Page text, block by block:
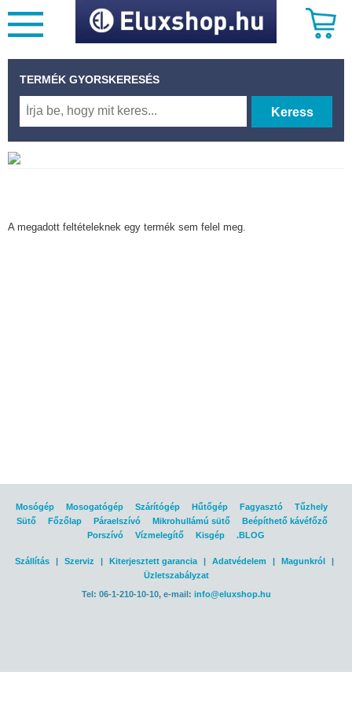
TERMÉK GYORSKERESÉS
Keress
A megadott feltételeknek egy termék sem felel meg.
Mosógép Mosogatógép Szárítógép Hűtőgép Fagyasztó
Tűzhely
Sütő
Főzőlap Páraelszívó Mikrohullámú sütő
Beépíthető kávéfőző
Porszívó
Vízmelegítő Kisgép .BLOG
Szállítás | Szerviz | Kiterjesztett garancia | Adatvédelem | Magunkról
|
Üzletszabályzat
Tel: 06-1-210-10-10, e-mail: info@eluxshop.hu